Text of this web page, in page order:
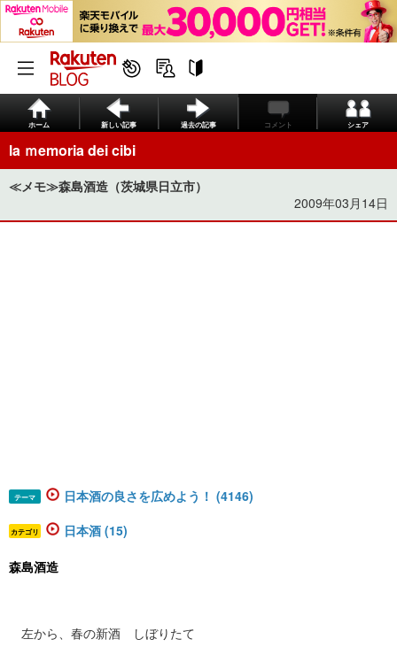
ホーム 新しい記事 過去の記事 コメント シェア
la ｍemoria dei cibi
≪メモ≫森島酒造（茨城県日立市）
2009年03月14日
テーマ 日本酒の良さを広めよう！ (4146)
カテゴリ 日本酒 (15)
森島酒造
左から、春の新酒 しぼりたて